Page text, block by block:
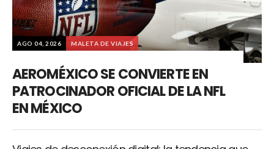
AGO 04, 2026 MALETA DE VIAJES
AEROMÉXICO SE CONVIERTE EN
PATROCINADOR OFICIAL DE LA NFL
EN MÉXICO